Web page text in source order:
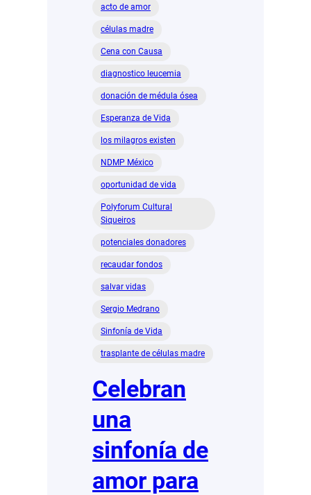
acto de amor
células madre
Cena con Causa
diagnostico leucemia
donación de médula ósea
Esperanza de Vida
los milagros existen
NDMP México
oportunidad de vida
Polyforum Cultural
Siqueiros
potenciales donadores
recaudar fondos
salvar vidas
Sergio Medrano
Sinfonía de Vida
trasplante de células madre
Celebran
una
sinfonía de
amor para